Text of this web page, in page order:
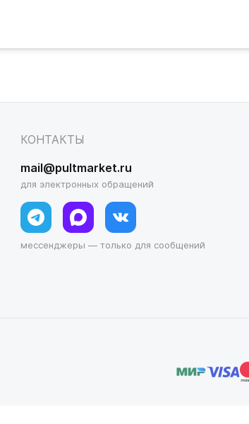
КОНТАКТЫ
mail@pultmarket.ru
для электронных обращений
мессенджеры — только для сообщений